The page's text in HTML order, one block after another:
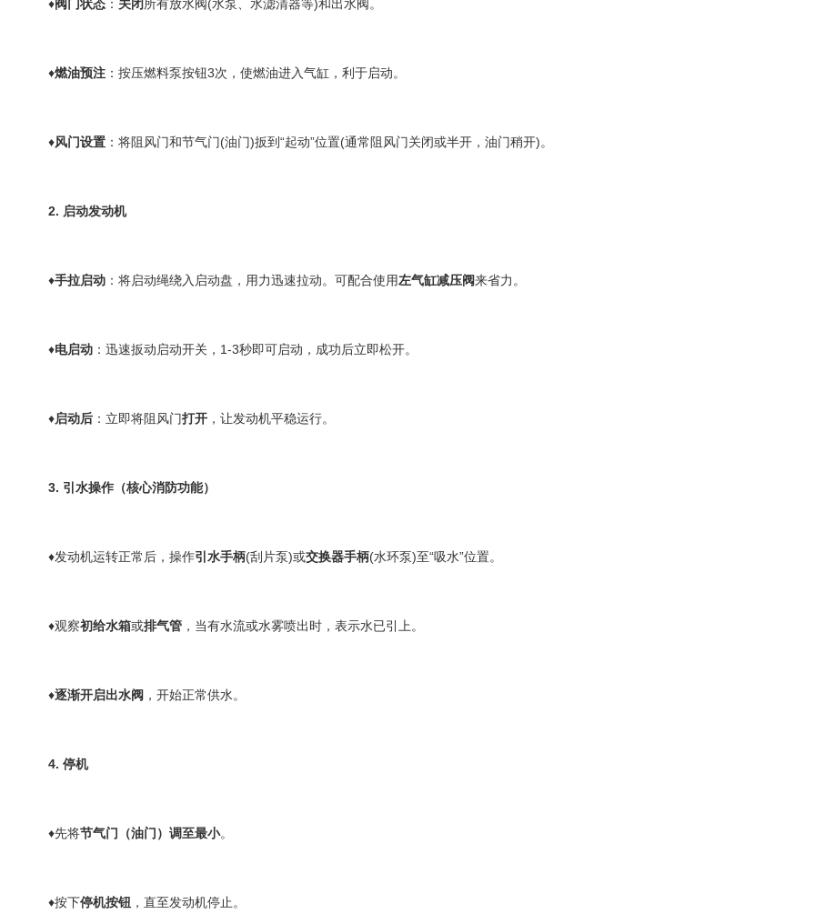
♦阀门状态 ： 关闭所有放水阀(水泵、水滤清器等)和出水阀。
♦燃油预注 ：按压燃料泵按钮3次，使燃油进入气缸，利于启动。
♦风门设置 ：将阻风门和节气门(油门)扳到“起动”位置(通常阻风门关闭或半开，油门稍开)。
2. 启动发动机
♦手拉启动 ：将启动绳绕入启动盘，用力迅速拉动。可配合使用左气缸减压阀来省力。
♦电启动 ：迅速扳动启动开关，1-3秒即可启动，成功后立即松开。
♦启动后 ：立即将阻风门打开 ，让发动机平稳运行。
3. 引水操作（核心消防功能）
♦发动机运转正常后，操作引水手柄(刮片泵)或交换器手柄(水环泵)至“吸水”位置。
♦观察初给水箱或排气管 ，当有水流或水雾喷出时，表示水已引上。
♦逐渐开启出水阀 ，开始正常供水。
4. 停机
♦先将节气门（油门）调至最小。
♦按下停机按钮 ，直至发动机停止。